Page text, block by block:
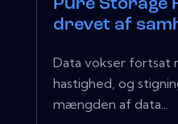
Pure Storage
drevet af
Data vokser fortsat
hastighed, og
mængden af ​​data...